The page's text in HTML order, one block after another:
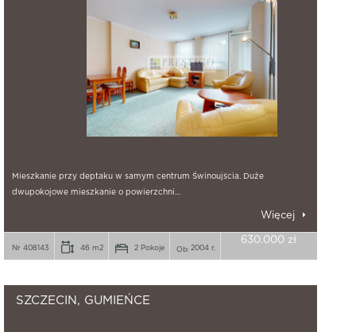
Mieszkanie przy deptaku w samym centrum Świnoujścia. Duże
dwupokojowe mieszkanie o powierzchni…
Więcej
Nr 408143 46 m2 2 Pokoje 2004 r.
630.000 zł
SZCZECIN, GUMIEŃCE